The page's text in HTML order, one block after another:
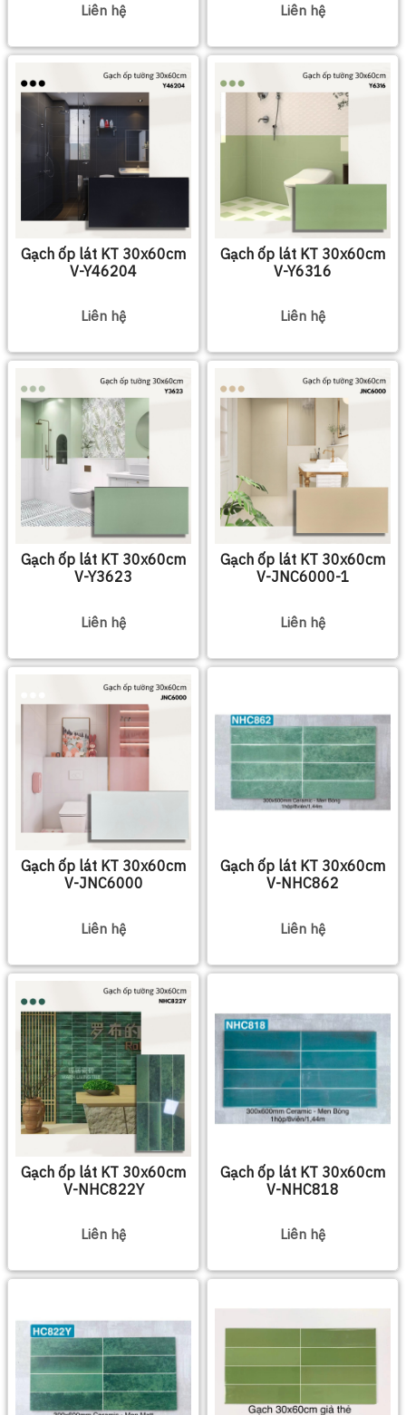
Liên hệ Liên hệ
Gạch ốp lát KT 30x60cm
V-Y46204
Liên hệ
Gạch ốp lát KT 30x60cm
V-Y6316
Liên hệ
Gạch ốp lát KT 30x60cm
V-Y3623
Liên hệ
Gạch ốp lát KT 30x60cm
V-JNC6000-1
Liên hệ
Gạch ốp lát KT 30x60cm
V-JNC6000
Liên hệ
Gạch ốp lát KT 30x60cm
V-NHC862
Liên hệ
Gạch ốp lát KT 30x60cm
V-NHC822Y
Liên hệ
Gạch ốp lát KT 30x60cm
V-NHC818
Liên hệ